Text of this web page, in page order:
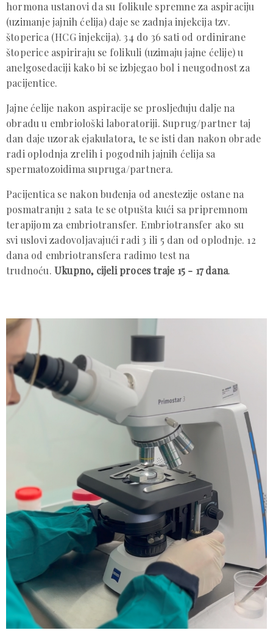
hormona ustanovi da su folikule spremne za aspiraciju
(uzimanje jajnih ćelija) daje se zadnja injekcija tzv.
štoperica (HCG injekcija). 34 do 36 sati od ordinirane
štoperice aspiriraju se folikuli (uzimaju jajne ćelije) u
anelgosedaciji kako bi se izbjegao bol i neugodnost za
pacijentice.
Jajne ćelije nakon aspiracije se prosljeđuju dalje na
obradu u embriološki laboratoriji. Suprug/partner taj
dan daje uzorak ejakulatora, te se isti dan nakon obrade
radi oplodnja zrelih i pogodnih jajnih ćelija sa
spermatozoidima supruga/partnera.
Pacijentica se nakon buđenja od anestezije ostane na
posmatranju 2 sata te se otpušta kući sa pripremnom
terapijom za embriotransfer. Embriotransfer ako su
svi uslovi zadovoljavajući radi 3 ili 5 dan od oplodnje. 12
dana od embriotransfera radimo test na
trudnoću. Ukupno, cijeli proces traje 15 - 17 dana.